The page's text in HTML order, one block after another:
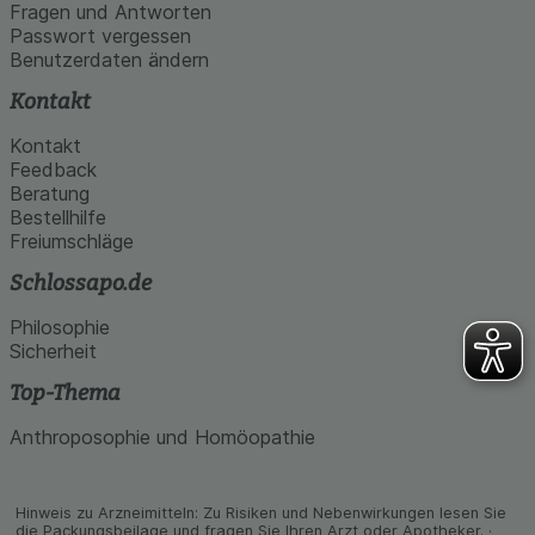
Werbung auf Drittseiten möglichst relevant für Sie
zu gestalten. Bitte beachten Sie, dass Daten
hierfür teilweise an Dritte wie z.B. Google oder
soziale Medien übertragen werden.
Fragen und Antworten
Passwort vergessen
Benutzerdaten ändern
Kontakt
Kontakt
Feedback
Beratung
Bestellhilfe
Freiumschläge
Schlossapo.de
Philosophie
Sicherheit
Top-Thema
Anthroposophie und Homöopathie
Hinweis zu Arzneimitteln: Zu Risiken und Neben­wirkungen lesen Sie
die Packungs­beilage und fragen Sie Ihren Arzt oder Apo­theker. ·